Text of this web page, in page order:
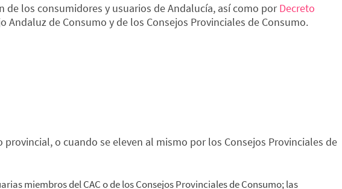
de los consumidores y usuarios de Andalucía, así como porDecreto
de Consumo y de los Consejos Provinciales de Consumo.
o cuando se eleven al mismo por los Consejos Provinciales de
miembros del CAC o de los Consejos Provinciales de Consumo; las